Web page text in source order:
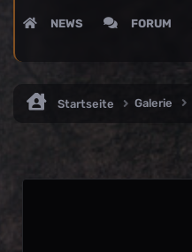
NEWS FORUM
Startseite Galerie